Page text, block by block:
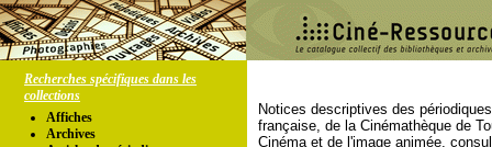
Recherches spécifiques dans les
collections
Affiches
Archives
Notices descriptives des
française, de la Cinémathèque de
Cinéma et de l'image animée,